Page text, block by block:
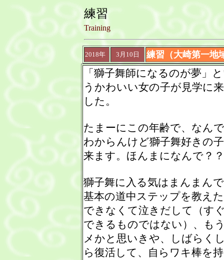
練習
Training
2018年 3月10日 練習（大崎第一地
「獅子舞師になるのが夢」
うかわいい女の子が見学に
した。
たまーにこの年齢で、なん
わからんけど獅子舞好きの
来ます。ほんまになんで？
獅子舞に入る気はまんまん
基本の道中ステップを教え
できなくて泣きだして（す
できるものではない）、も
メかと思いきや、しばらく
ら復活して、自らワキ棒を